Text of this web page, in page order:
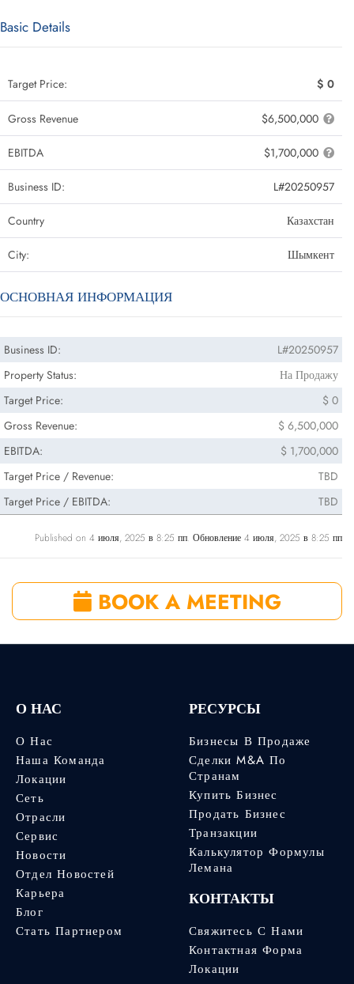
Basic Details
Target Price: $ 0
Gross Revenue $6,500,000
EBITDA $1,700,000
Business ID: L#20250957
Country Казахстан
City: Шымкент
ОСНОВНАЯ ИНФОРМАЦИЯ
Business ID:
L#20250957
Property Status:
На Продажу
Target Price:
$ 0
Gross Revenue:
$ 6,500,000
EBITDA:
$ 1,700,000
Target Price / Revenue:
TBD
Target Price / EBITDA:
TBD
Published on 4 июля, 2025 в 8:25 пп. Обновление 4 июля, 2025 в 8:25 пп
BOOK A MEETING
О НАС
О Нас
Наша Команда
Локации
Сеть
Отрасли
Сервис
Новости
Отдел Новостей
Карьера
Блог
Стать Партнером
РЕСУРСЫ
Бизнесы В Продаже
Сделки M&A По
Странам
Купить Бизнес
Продать Бизнес
Транзакции
Калькулятор Формулы
Лемана
КОНТАКТЫ
Свяжитесь С Нами
Контактная Форма
Локации